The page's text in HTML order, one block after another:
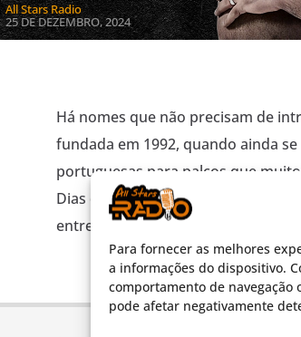
Para fornecer as melhores
a informações do dispositivo.
comportamento de
pode afetar negativamente
All Stars Radio
25 DE DEZEMBRO, 2024
Há nomes que não precisam de
fundada em 1992, quando ainda
portuguesas para palcos que
Dias dos Santos quem carrega a
entrevista a Heavenwood. Do […]